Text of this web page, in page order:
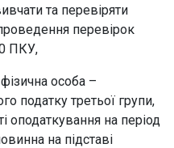
та перевіряти
перевірок
ПКУ,
особа –
податку третьої групи,
оподаткування на період
на підставі